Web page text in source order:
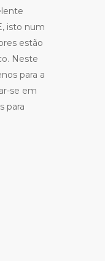
isto num
estão
Neste
para a
se em
para